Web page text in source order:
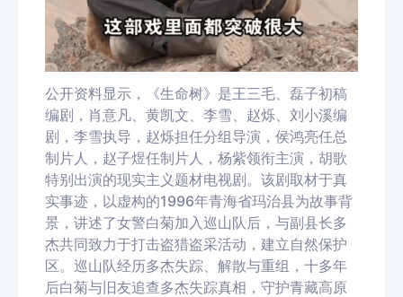
公开资料显示，《生命树》是王三毛、磊子初稿
编剧，肖意凡、黄凯文、李雪、赵烁、刘小溪编
剧，李雪执导，赵烁担任分组导演，侯鸿亮任总
制片人，赵子煜任制片人，杨紫领衔主演，胡歌
特别出演的现实主义题材电视剧。该剧取材于真
实事迹，以虚构的1996年青海省玛治县为故事背
景，讲述了女警白菊加入巡山队后，与副县长多
杰共同致力于打击盗猎盗采活动，建立自然保护
区。巡山队经历多杰失踪、解散与重组，十多年
后白菊与旧友追查多杰失踪真相，守护青藏高原